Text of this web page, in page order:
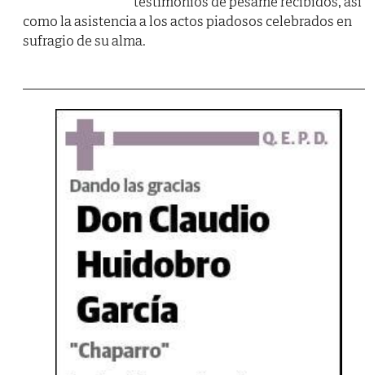
como la asistencia a los actos piadosos celebrados en
sufragio de su alma.